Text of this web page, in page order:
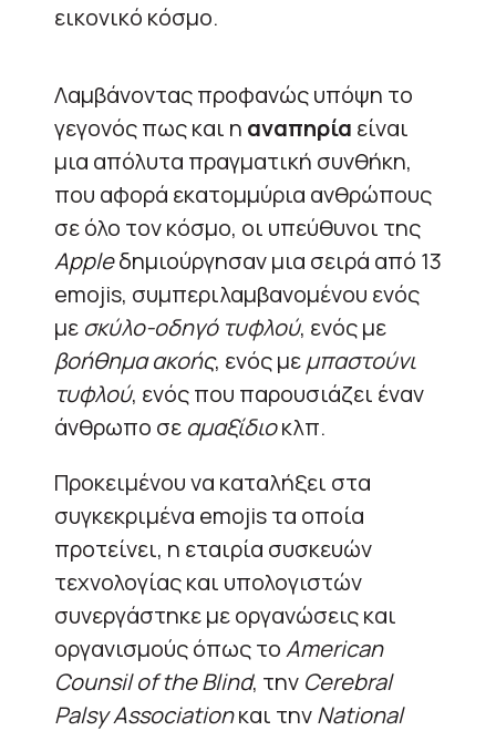
εικονικό κόσμο.
Λαμβάνοντας προφανώς υπόψη το
γεγονός πως και η αναπηρία είναι
μια απόλυτα πραγματική συνθήκη,
που αφορά εκατομμύρια ανθρώπους
σε όλο τον κόσμο, οι υπεύθυνοι της
Appleδημιούργησαν μια σειρά από 13
emojis, συμπεριλαμβανομένου ενός
με σκύλο-οδηγό τυφλού, ενός με
βοήθημα ακοής, ενός μεμπαστούνι
τυφλού, ενός που παρουσιάζει έναν
άνθρωπο σε αμαξίδιοκλπ.
Προκειμένου να καταλήξει στα
συγκεκριμένα emojis τα οποία
προτείνει, η εταιρία συσκευών
τεχνολογίας και υπολογιστών
συνεργάστηκε με οργανώσεις και
οργανισμούς όπως τοAmerican
Counsil of the Blind, την Cerebral
Palsy Associationκαι τηνNational